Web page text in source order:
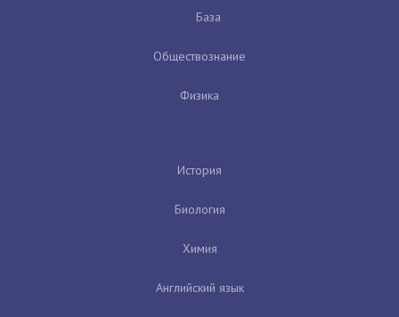
База
Обществознание
Физика
История
Биология
Химия
Английский язык